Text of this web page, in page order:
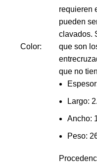
Color:
requieren
pueden
clavados.
que son
que no
Largo:
Ancho:
Peso: